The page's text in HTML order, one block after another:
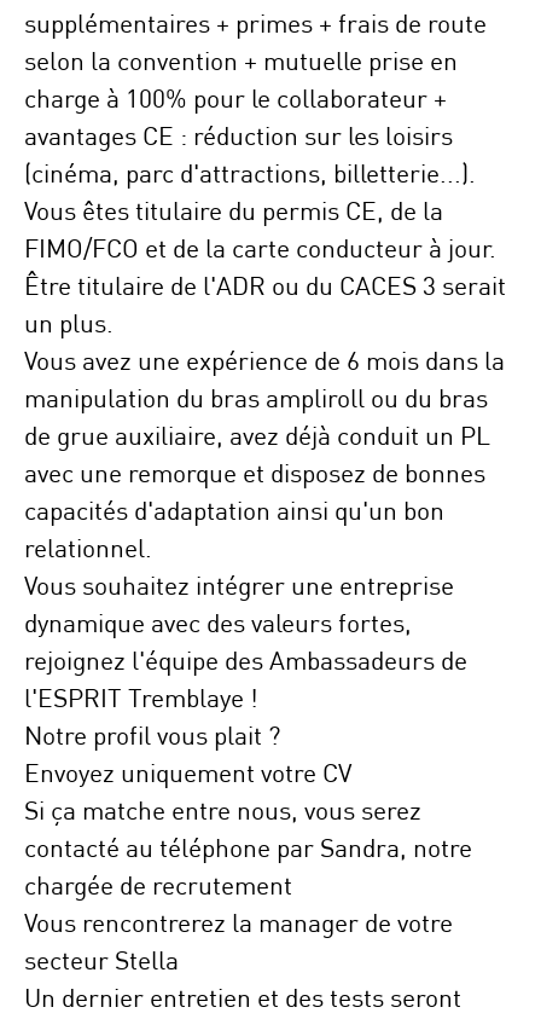
supplémentaires + primes + frais de route
selon la convention + mutuelle prise en
charge à 100% pour le collaborateur +
avantages CE : réduction sur les loisirs
(cinéma, parc d'attractions, billetterie...).
Vous êtes titulaire du permis CE, de la
FIMO/FCO et de la carte conducteur à jour.
Être titulaire de l'ADR ou du CACES 3 serait
un plus.
Vous avez une expérience de 6 mois dans la
manipulation du bras ampliroll ou du bras
de grue auxiliaire, avez déjà conduit un PL
avec une remorque et disposez de bonnes
capacités d'adaptation ainsi qu'un bon
relationnel.
Vous souhaitez intégrer une entreprise
dynamique avec des valeurs fortes,
rejoignez l'équipe des Ambassadeurs de
l'ESPRIT Tremblaye !
Notre profil vous plait ?
Envoyez uniquement votre CV
Si ça matche entre nous, vous serez
contacté au téléphone par Sandra, notre
chargée de recrutement
Vous rencontrerez la manager de votre
secteur Stella
Un dernier entretien et des tests seront